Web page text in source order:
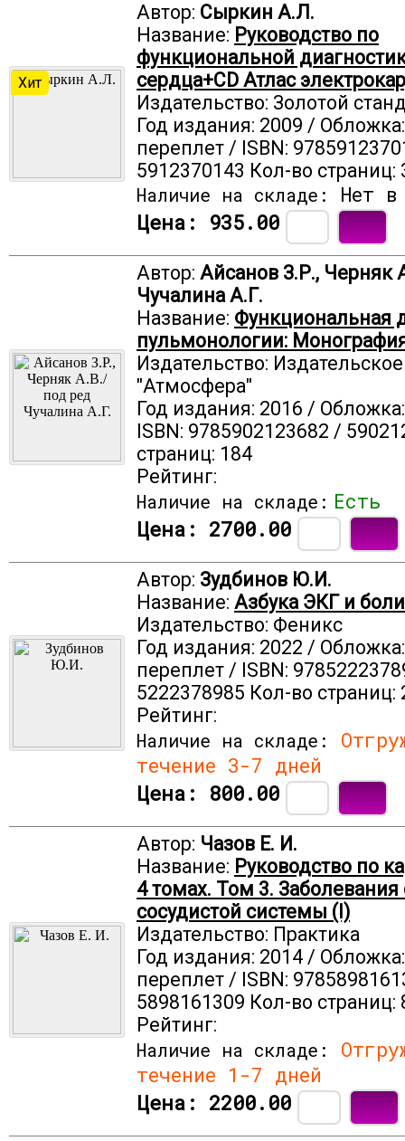
Хит
Автор: Сыркин А.Л.
Название: Руководство по
функциональной
сердца+CD Атлас
Издательство: Золотой
Год издания: 2009 /
переплет / ISBN:
5912370143 Кол-во страниц:
Наличие на складе:
Нет
Цена: 935.00
Автор: Айсанов З.Р., Черняк
Чучалина А.Г.
Название: Функциональная
пульмонологии:
Издательство:
"Атмосфера"
Год издания: 2016 /
ISBN: 9785902123682 /
страниц: 184
Рейтинг:
Наличие на складе: Есть
Цена: 2700.00
Автор: Зудбинов Ю.И.
Название: Азбука ЭКГ и
Издательство: Феникс
Год издания: 2022 /
переплет / ISBN:
5222378985 Кол-во страниц:
Рейтинг:
Наличие на складе:
течение 3-7 дней
Цена: 800.00
Автор: Чазов Е. И.
Название: Руководство по
4 томах. Том 3.
сосудистой системы (I)
Издательство: Практика
Год издания: 2014 /
переплет / ISBN:
5898161309 Кол-во страниц:
Рейтинг:
Наличие на складе:
течение 1-7 дней
Цена: 2200.00